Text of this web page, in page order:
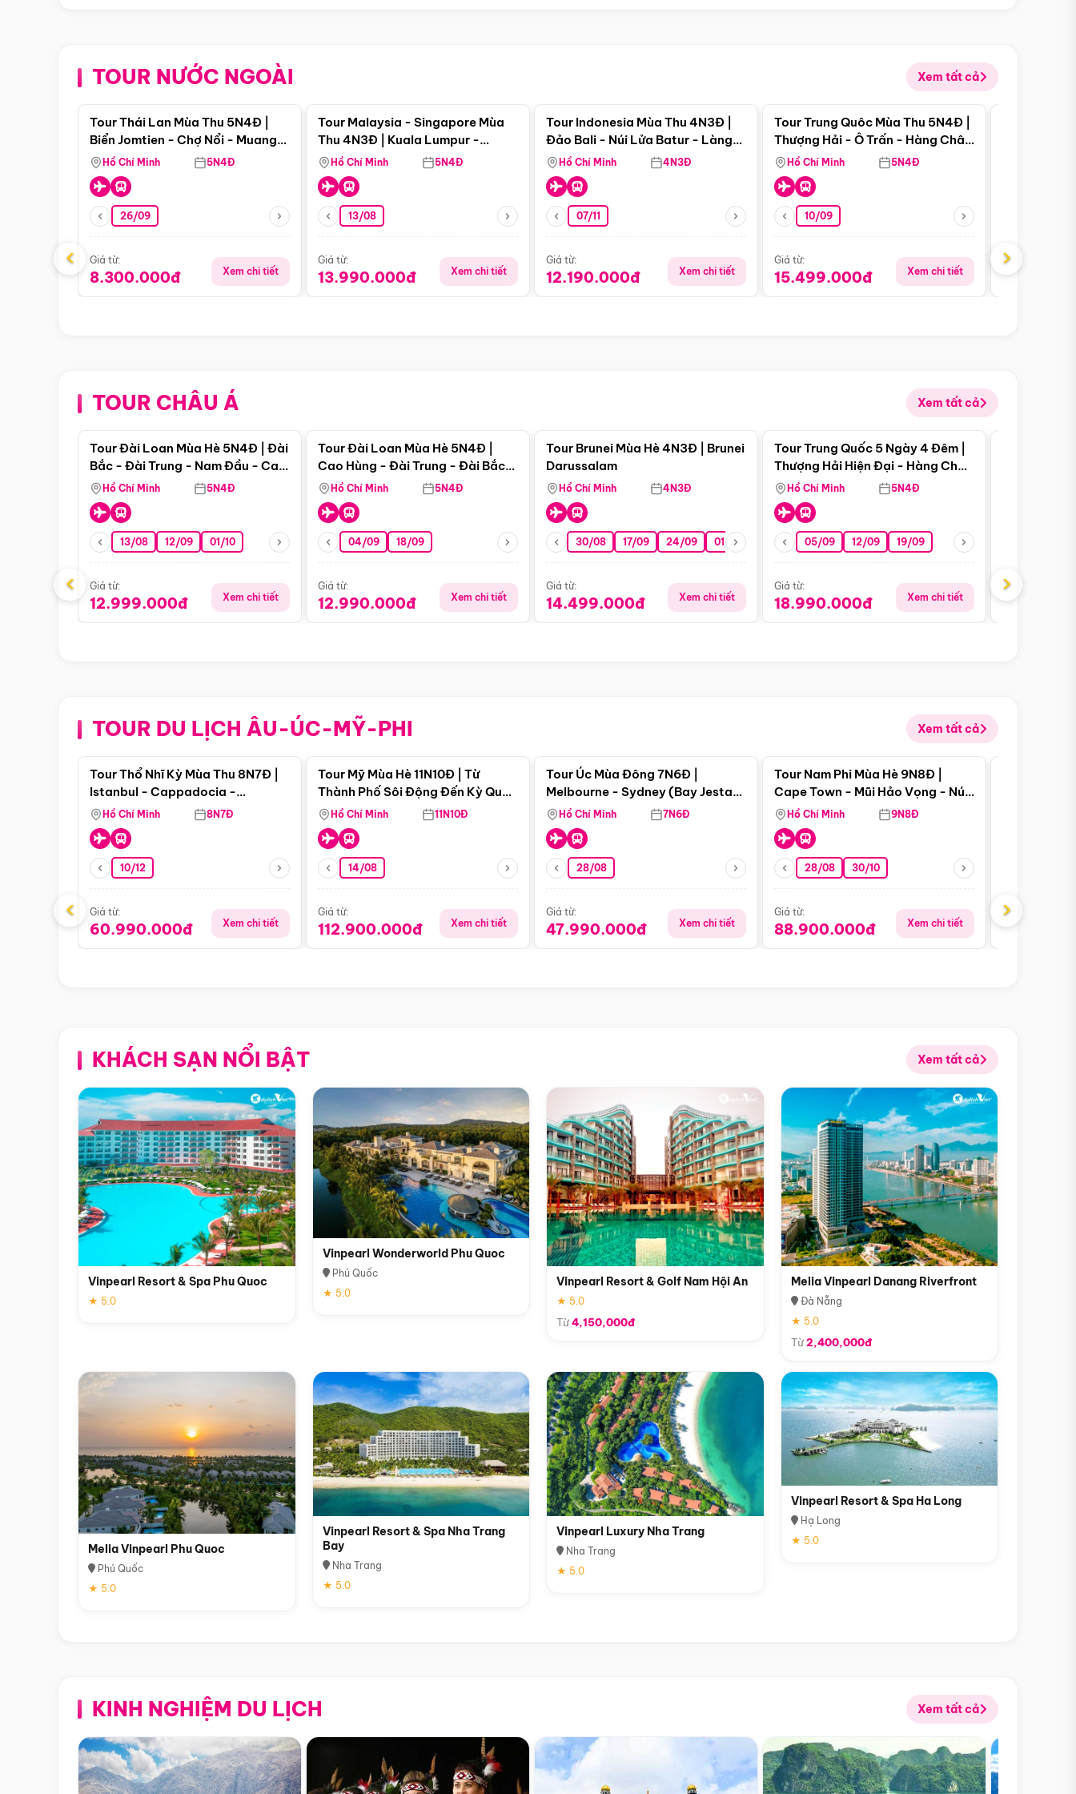
TOUR NƯỚC NGOÀI Xem tất cả
Điểm nổi bật
Tour Thái Lan Mùa Thu 5N4Đ |
Biển Jomtien - Chợ Nổi - Muang
Boran - Suanthai (Bay Vietnam
Airlines)
Hồ Chí Minh 5N4Đ
26/09
Giá từ:
8.300.000đ Xem chi tiết
Tour Malaysia - Singapore Mùa
Thu 4N3Đ | Kuala Lumpur -
Malacca - Johor Baru -
Singapore
Hồ Chí Minh 5N4Đ
13/08
Giá từ:
13.990.000đ Xem chi tiết
Tour Indonesia Mùa Thu 4N3Đ |
Đảo Bali - Núi Lửa Batur - Làng
Penglipuran
Hồ Chí Minh 4N3Đ
07/11
Giá từ:
12.190.000đ Xem chi tiết
Điểm nổi bật
Tour Trung Quôc Mùa Thu 5N4Đ |
Thượng Hải - Ô Trấn - Hàng Châu
(Tour Không Shopping)
Hồ Chí Minh 5N4Đ
10/09
Giá từ:
15.499.000đ Xem chi tiết
Giá từ:
‹ ›
TOUR CHÂU Á Xem tất cả
Điểm nổi bật
Tour Đài Loan Mùa Hè 5N4Đ | Đài
Bắc - Đài Trung - Nam Đầu - Cao
Hùng ( Bay Vn)
Hồ Chí Minh 5N4Đ
13/08 12/09 01/10
Giá từ:
12.999.000đ Xem chi tiết
Tour Đài Loan Mùa Hè 5N4Đ |
Cao Hùng - Đài Trung - Đài Bắc
(Bay Vj)
Hồ Chí Minh 5N4Đ
04/09 18/09
Giá từ:
12.990.000đ Xem chi tiết
Tour Brunei Mùa Hè 4N3Đ | Brunei
Darussalam
Hồ Chí Minh 4N3Đ
30/08 17/09 24/09 01/10 15/10 29/10
Giá từ:
14.499.000đ Xem chi tiết
Điểm nổi bật
Tour Trung Quốc 5 Ngày 4 Đêm |
Thượng Hải Hiện Đại - Hàng Châu
Nên Thơ - Ô Trấn Cổ Kính
Hồ Chí Minh 5N4Đ
05/09 12/09 19/09
Giá từ:
18.990.000đ Xem chi tiết
Giá từ:
‹ ›
TOUR DU LỊCH ÂU-ÚC-MỸ-PHI Xem tất cả
Điểm nổi bật
Tour Thổ Nhĩ Kỳ Mùa Thu 8N7Đ |
Istanbul - Cappadocia -
Pamukkale
Hồ Chí Minh 8N7Đ
10/12
Giá từ:
60.990.000đ Xem chi tiết
Tour Mỹ Mùa Hè 11N10Đ | Từ
Thành Phố Sôi Động Đến Kỳ Quan
Thiên Nhiên Mỹ
Hồ Chí Minh 11N10Đ
14/08
Giá từ:
112.900.000đ Xem chi tiết
Tour Úc Mùa Đông 7N6Đ |
Melbourne - Sydney (Bay Jestar
Airways)
Hồ Chí Minh 7N6Đ
28/08
Giá từ:
47.990.000đ Xem chi tiết
Điểm nổi bật
Tour Nam Phi Mùa Hè 9N8Đ |
Cape Town - Mũi Hảo Vọng - Núi
Bàn - Johannesburg - Pretoria -
Safari - Lodge
Hồ Chí Minh 9N8Đ
28/08 30/10
Giá từ:
88.900.000đ Xem chi tiết
Giá từ:
‹ ›
KHÁCH SẠN NỔI BẬT Xem tất cả
Vinpearl Resort & Spa Phu Quoc
★ 5.0
Vinpearl Wonderworld Phu Quoc
Phú Quốc
★ 5.0
Vinpearl Resort & Golf Nam Hội An
★ 5.0
Từ4,150,000đ
Melia Vinpearl Danang Riverfront
Đà Nẵng
★ 5.0
Từ2,400,000đ
Melia Vinpearl Phu Quoc
Phú Quốc
★ 5.0
Vinpearl Resort & Spa Nha Trang
Bay
Nha Trang
★ 5.0
Vinpearl Luxury Nha Trang
Nha Trang
★ 5.0
Vinpearl Resort & Spa Ha Long
Hạ Long
★ 5.0
KINH NGHIỆM DU LỊCH Xem tất cả